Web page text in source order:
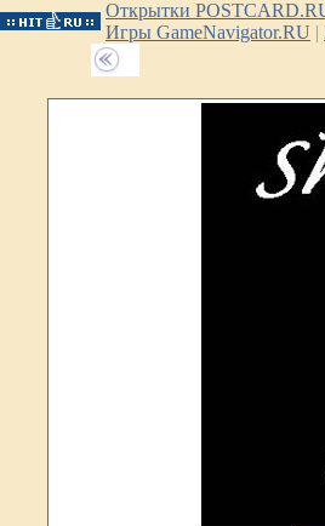
Открытки
Игры GameNavigator.RU |